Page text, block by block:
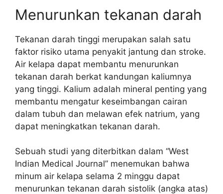
Menurunkan tekanan darah
Tekanan darah tinggi merupakan salah satu
faktor risiko utama penyakit jantung dan stroke.
Air kelapa dapat membantu menurunkan
tekanan darah berkat kandungan kaliumnya
yang tinggi. Kalium adalah mineral penting yang
membantu mengatur keseimbangan cairan
dalam tubuh dan melawan efek natrium, yang
dapat meningkatkan tekanan darah.
Sebuah studi yang diterbitkan dalam “West
Indian Medical Journal” menemukan bahwa
minum air kelapa selama 2 minggu dapat
menurunkan tekanan darah sistolik (angka atas)